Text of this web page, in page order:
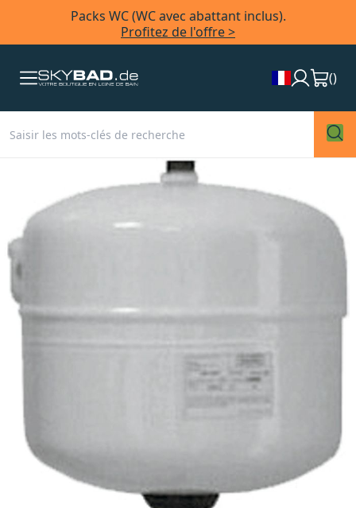
Packs WC (WC avec abattant inclus).
Profitez de l'offre >
()
the
images
gallery